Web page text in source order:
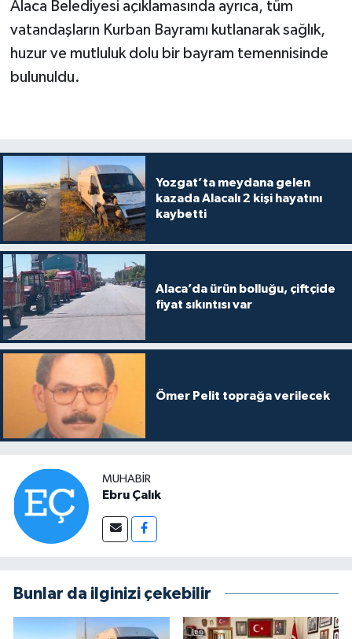
Alaca Belediyesi açıklamasında ayrıca, tüm
vatandaşların Kurban Bayramı kutlanarak sağlık,
huzur ve mutluluk dolu bir bayram temennisinde
bulunuldu.
Yozgat’ta meydana gelen
kazada Alacalı 2 kişi hayatını
kaybetti
Alaca’da ürün bolluğu, çiftçide
fiyat sıkıntısı var
Ömer Pelit toprağa verilecek
MUHABIR
Ebru Çalık
Bunlar da ilginizi çekebilir